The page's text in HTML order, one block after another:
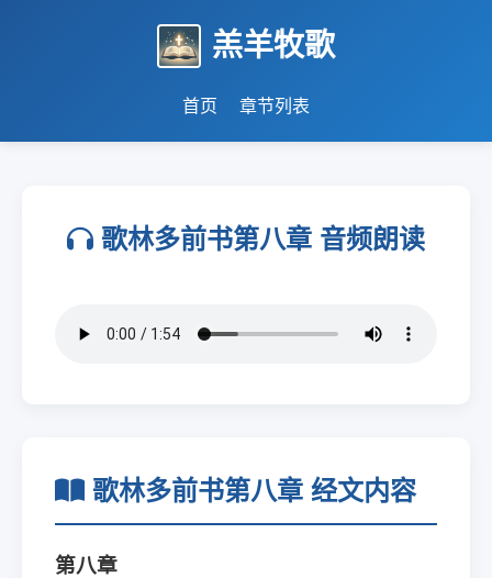
羔羊牧歌
首页 章节列表
歌林多前书第八章 音频朗读
歌林多前书第八章 经文内容
第八章